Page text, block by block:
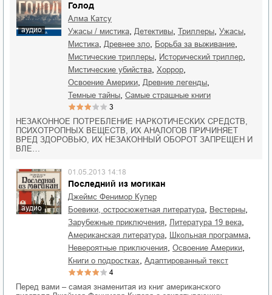
аудио
Голод
Алма Катсу
ужасы / мистика
детективы триллеры ужасы
мистика древнее зло борьба за выживание
мистические триллеры исторический триллер
мистические убийства хоррор
освоение Америки древние легенды
темные тайны Самые страшные книги
3
НЕЗАКОННОЕ ПОТРЕБЛЕНИЕ НАРКОТИЧЕСКИХ СРЕДСТВ,
ПСИХОТРОПНЫХ ВЕЩЕСТВ, ИХ АНАЛОГОВ ПРИЧИНЯЕТ
ВРЕД ЗДОРОВЬЮ, ИХ НЕЗАКОННЫЙ ОБОРОТ ЗАПРЕЩЕН И
ВЛЕ…
аудио
Последний из могикан
01.05.2013 14:18
Джеймс Фенимор Купер
боевики, остросюжетная литература
вестерны
зарубежные приключения литература 19 века
американская литература школьная программа
невероятные приключения освоение Америки
книги о подростках адаптированный текст
4
Перед вами – самая знаменитая из книг американского